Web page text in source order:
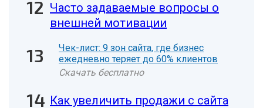
Часто задаваемые вопросы о
внешней мотивации
Чек-лист: 9 зон сайта, где бизнес
ежедневно теряет до 60% клиентов
Скачать бесплатно
Как увеличить продажи с сайта